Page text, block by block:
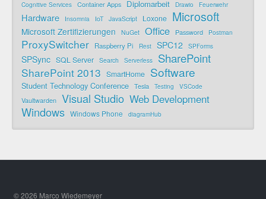
Cognitive Services Container Apps Diplomarbeit Drawio Feuerwehr
Hardware Insomnia IoT JavaScript Loxone Microsoft
Microsoft Zertifizierungen NuGet Office Password Postman
ProxySwitcher Raspberry Pi Rest SPC12 SPForms
SPSync SQL Server Search Serverless SharePoint
SharePoint 2013 SmartHome Software
Student Technology Conference Tesla Testing VSCode
Vaultwarden Visual Studio Web Development
Windows Windows Phone diagramHub
© 2026 Marco Wiedemeyer